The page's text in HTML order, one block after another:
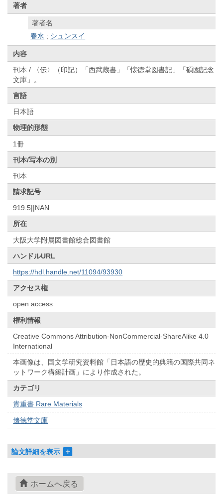
著者
著者名
春水 ; シュンスイ
内容
刊本 / 〈伝〉（印記）「西武蔵書」「懐徳堂図書記」「碩園記念
文庫」。
言語
日本語
物理的形態
1冊
刊本/写本の別
刊本
請求記号
919.5||NAN
所在
大阪大学附属図書館総合図書館
ハンドルURL
https://hdl.handle.net/11094/93930
アクセス権
open access
権利情報
Creative Commons Attribution-NonCommercial-ShareAlike 4.0
International
本画像は、国文学研究資料館「日本語の歴史的典籍の国際共同ネ
ットワーク構築計画」により作成された。
カテゴリ
貴重書 Rare Materials
懐徳堂文庫
論文詳細を表示
ホームへ戻る